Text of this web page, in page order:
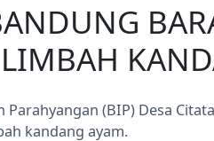
(BIP) Desa
kandang ayam.